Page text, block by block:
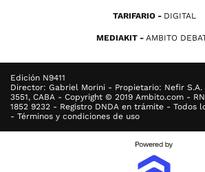
TARIFARIO DIGITAL
MEDIAKIT AMBITO
Edición N9411
Director: Gabriel Morini - Propietario: Nefir
3551, CABA - Copyright © 2019 Ambito.com -
1852 9232 - Registro DNDA en trámite - Todos
- Términos y condiciones de uso